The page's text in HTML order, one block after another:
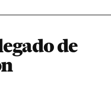
de